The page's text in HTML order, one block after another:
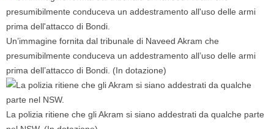
Un’immagine fornita dal tribunale di Naveed Akram che
presumibilmente conduceva un addestramento all’uso delle armi
prima dell’attacco di Bondi. (In dotazione)
La polizia ritiene che gli Akram si siano addestrati da qualche parte